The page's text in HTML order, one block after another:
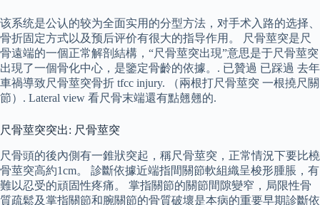
该系统是公认的较为全面实用的分型方法，对手术入路的选择、
骨折固定方式以及预后评价有很大的指导作用。 尺骨莖突是尺
骨遠端的一個正常解剖結構，“尺骨莖突出現”意思是于尺骨莖突
出現了一個骨化中心，是鑒定骨齡的依據。. 已贊過 已踩過 去年
車禍導致尺骨莖突骨折 tfcc injury. （兩根打尺骨莖突 一根撓尺關
節）. Lateral view 看尺骨末端還有點翹翹的.
尺骨莖突突出: 尺骨莖突
尺骨頭的後內側有一錐狀突起，稱尺骨莖突，正常情況下要比橈
骨莖突高約1cm。 診斷依據近端指間關節軟組織呈梭形腫脹，有
難以忍受的頑固性疼痛。 掌指關節的關節間隙變窄，局限性骨
質疏鬆及掌指關節和腕關節的骨質破壞是本病的重要早期診斷依